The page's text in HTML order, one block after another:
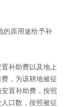
原用途给予补
补助费以及地上
，为该耕地被征
置补助费，按照
口数，按照被征